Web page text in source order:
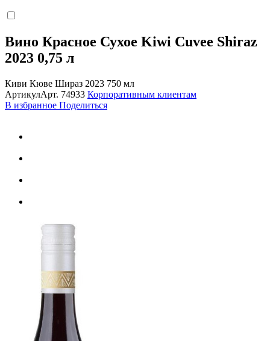
Вино Красное Сухое Kiwi Cuvee Shiraz
2023 0,75 л
Киви Кюве Шираз 2023 750 мл
АртикулАрт. 74933 Корпоративным клиентам
В избранное Поделиться